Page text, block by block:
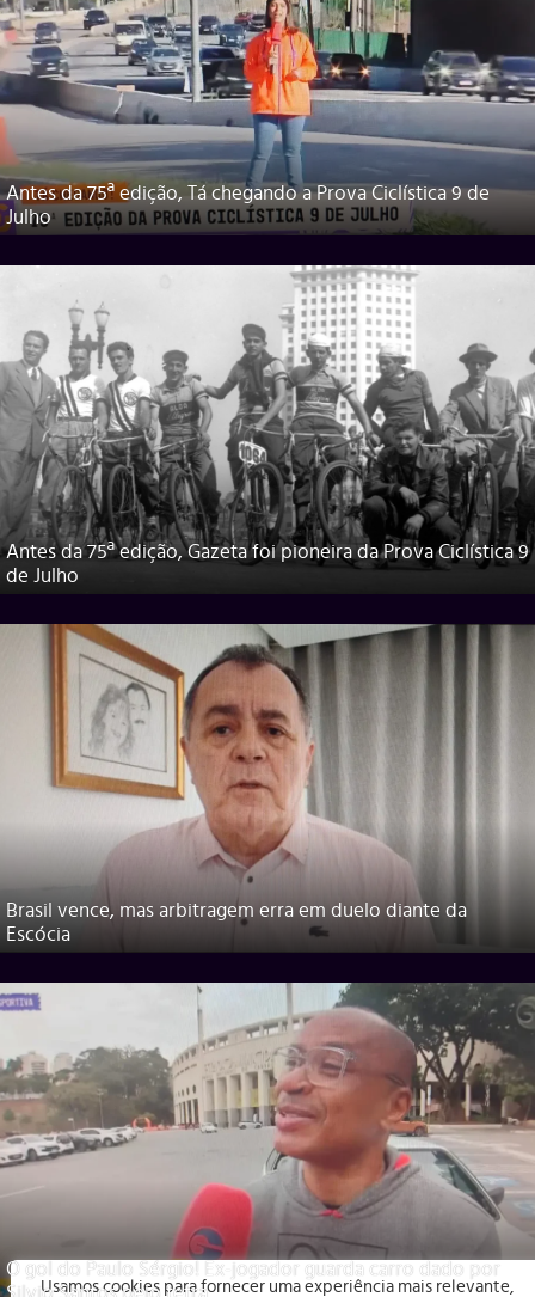
Antes da 75ª edição, Tá chegando a Prova Ciclística 9 de
Julho
Antes da 75ª edição, Gazeta foi pioneira da Prova Ciclística 9
de Julho
Brasil vence, mas arbitragem erra em duelo diante da
Escócia
O gol do Paulo Sérgio! Ex-jogador guarda carro dado por
Usamos cookies para fornecer uma experiência mais relevante,